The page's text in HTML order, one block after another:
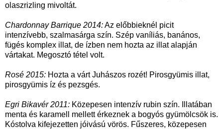
olaszrizling mivoltát.
Chardonnay Barrique 2014:Az előbbieknél picit
intenzívebb, szalmasárga szín. Szép vaníliás, banános,
fügés komplex illat, de ízben nem hozta az illat alapján
vártakat. Megosztó tétel volt.
Rosé 2015: Hozta a várt Juhászos rozét! Pirosgyümis illat,
pirosgyümis íz és pezsgés.
Egri Bikavér 2011: Közepesen intenzív rubin szín. Illatában
menta és karamell mellett érkeznek a bogyós gyümölcsök is.
Kóstolva kifejezetten jóivású vörös. Fűszeres, közepesen